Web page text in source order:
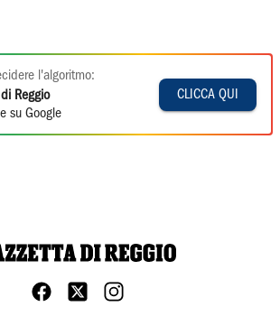
l'algoritmo:
Reggio
su Google
CLICCA QUI